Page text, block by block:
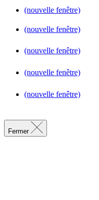
(nouvelle fenêtre)
(nouvelle fenêtre)
(nouvelle fenêtre)
(nouvelle fenêtre)
(nouvelle fenêtre)
Fermer